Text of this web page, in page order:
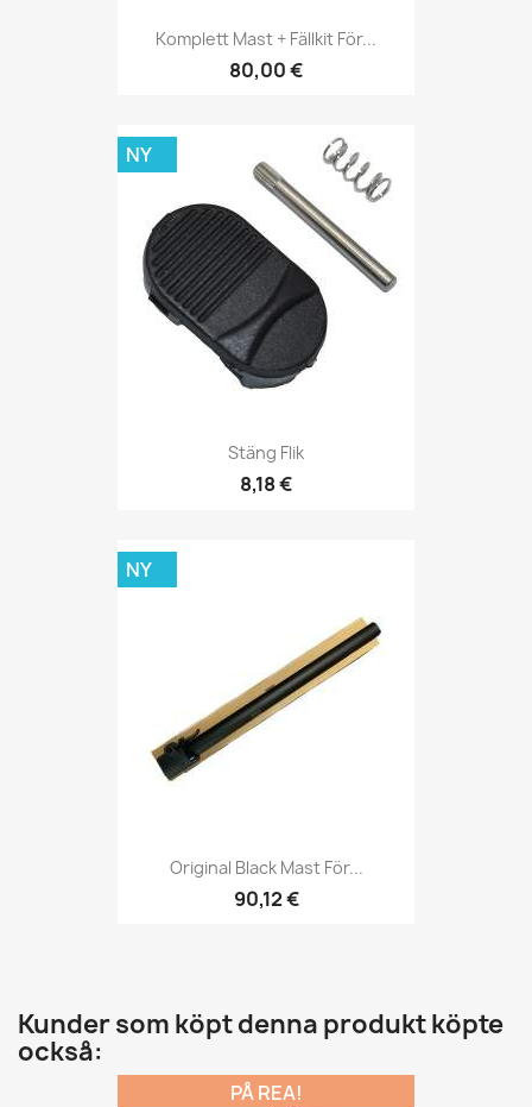
Komplett Mast + Fällkit För...
80,00 €
Stäng Flik
8,18 €
NY
Original Black Mast För...
90,12 €
NY
Kunder som köpt denna produkt köpte
också:
PÅ REA!